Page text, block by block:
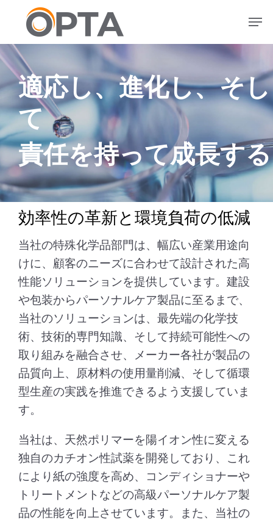
コ
ン
テ
ン
ツ
へ
ス
キ
ッ
プ
メニュー
適応し、進化し、そし
て
責任を持って成長する
効率性の革新と環境負荷の低減
当社の特殊化学品部門は、幅広い産業用途向
けに、顧客のニーズに合わせて設計された高
性能ソリューションを提供しています。建設
や包装からパーソナルケア製品に至るまで、
当社のソリューションは、最先端の化学技
術、技術的専門知識、そして持続可能性への
取り組みを融合させ、メーカー各社が製品の
品質向上、原材料の使用量削減、そして循環
型生産の実践を推進できるよう支援していま
す。
当社は、天然ポリマーを陽イオン性に変える
独自のカチオン性試薬を開発しており、これ
により紙の強度を高め、コンディショナーや
トリートメントなどの高級パーソナルケア製
品の性能を向上させています。また、当社の